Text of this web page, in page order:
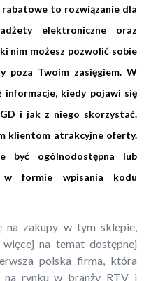
rabatowe to rozwiązanie dla
elektroniczne oraz
nim możesz pozwolić sobie
poza Twoim zasięgiem. W
informacje, kiedy pojawi się
i jak z niego skorzystać.
klientom atrakcyjne oferty.
być ogólnodostępna lub
formie wpisania kodu
na zakupy w tym sklepie,
na temat dostępnej
polska firma, która
na rynku w branży RTV i